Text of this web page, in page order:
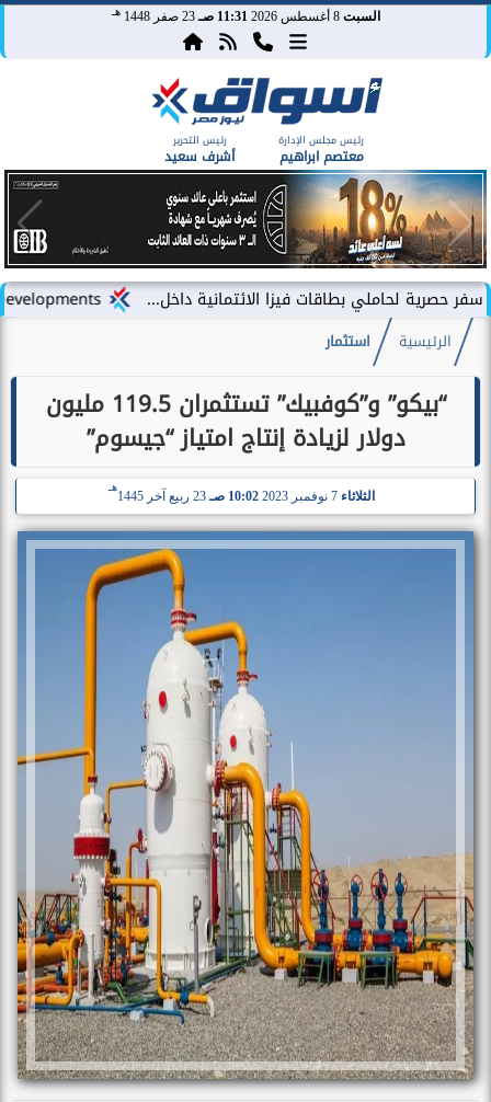
السبت 8 أغسطس 2026 11:31 صـ 23 صفر 1448 هـ
رئيس مجلس الإدارة
معتصم ابراهيم
رئيس التحرير
أشرف سعيد
LARZ Developments تطلق رؤيتها الجديدة لتقديم مفهوم متكامل للتطوير العقاري في مصر بطاقات فيزا الائتمانية داخل...
الرئيسية استثمار
“بيكو” و”كوفبيك” تستثمران 119.5 مليون
دولار لزيادة إنتاج امتياز “جيسوم”
الثلاثاء 7 نوفمبر 2023 10:02 صـ 23 ربيع آخر 1445
هـ